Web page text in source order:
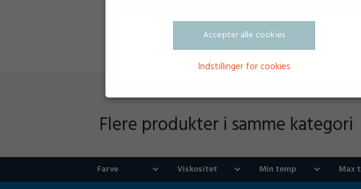
Flere produkter i samme kategori
Accepter alle cookies
Indstillinger for cookies